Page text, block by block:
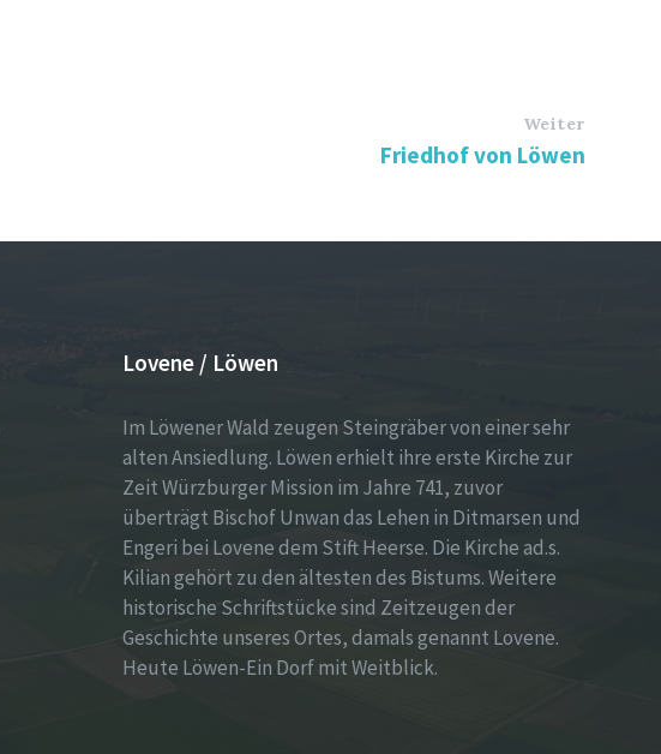
Weiter
Friedhof von Löwen
Lovene / Löwen
Im Löwener Wald zeugen Steingräber von einer sehr
alten Ansiedlung. Löwen erhielt ihre erste Kirche zur
Zeit Würzburger Mission im Jahre 741, zuvor
überträgt Bischof Unwan das Lehen in Ditmarsen und
Engeri bei Lovene dem Stift Heerse. Die Kirche ad.s.
Kilian gehört zu den ältesten des Bistums. Weitere
historische Schriftstücke sind Zeitzeugen der
Geschichte unseres Ortes, damals genannt Lovene.
Heute Löwen-Ein Dorf mit Weitblick.